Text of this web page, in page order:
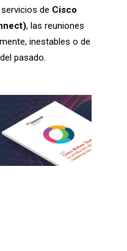
de Cisco
, las reuniones
inestables o de
pasado.